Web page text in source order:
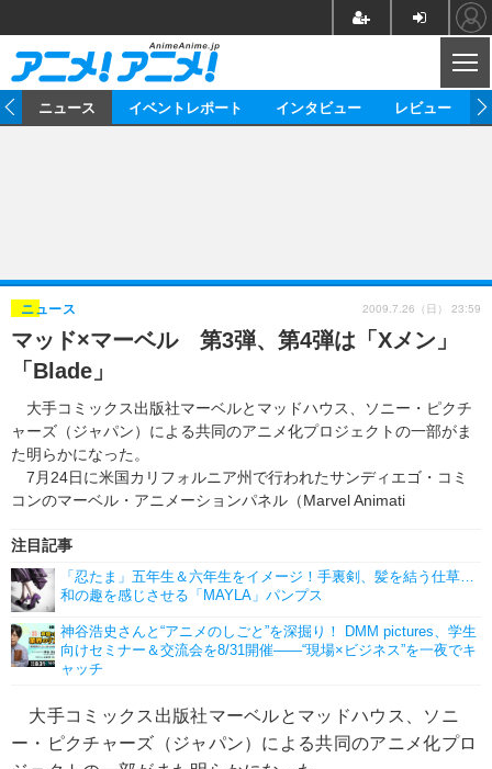
ゲーム グッズ
イベント
海外イベント ビジネス
俳優・タレント アーティスト
ビジネス
アニメ 実写
ゲーム 座談会
動画
アニメ！アニメ！TV ABEMA Cafe
ニュース イベントレポート インタビュー レビュー
マッド×マーベル 第3弾、第4弾は「Xメン」
「Blade」
大手コミックス出版社マーベルとマッドハウス、ソニー・ピクチ
ャーズ（ジャパン）による共同のアニメ化プロジェクトの一部がま
た明らかになった。
7月24日に米国カリフォルニア州で行われたサンディエゴ・コミ
コンのマーベル・アニメーションパネル（Marvel Animati
ニュース
注目記事
「忍たま」五年生＆六年生をイメージ！手裏剣、髪を結う仕草…
和の趣を感じさせる「MAYLA」パンプス
神谷浩史さんと“アニメのしごと”を深掘り！ DMM pictures、学生
向けセミナー＆交流会を8/31開催――“現場×ビジネス”を一夜でキ
ャッチ
2009.7.26（日） 23:59
大手コミックス出版社マーベルとマッドハウス、ソニ
ー・ピクチャーズ（ジャパン）による共同のアニメ化プロ